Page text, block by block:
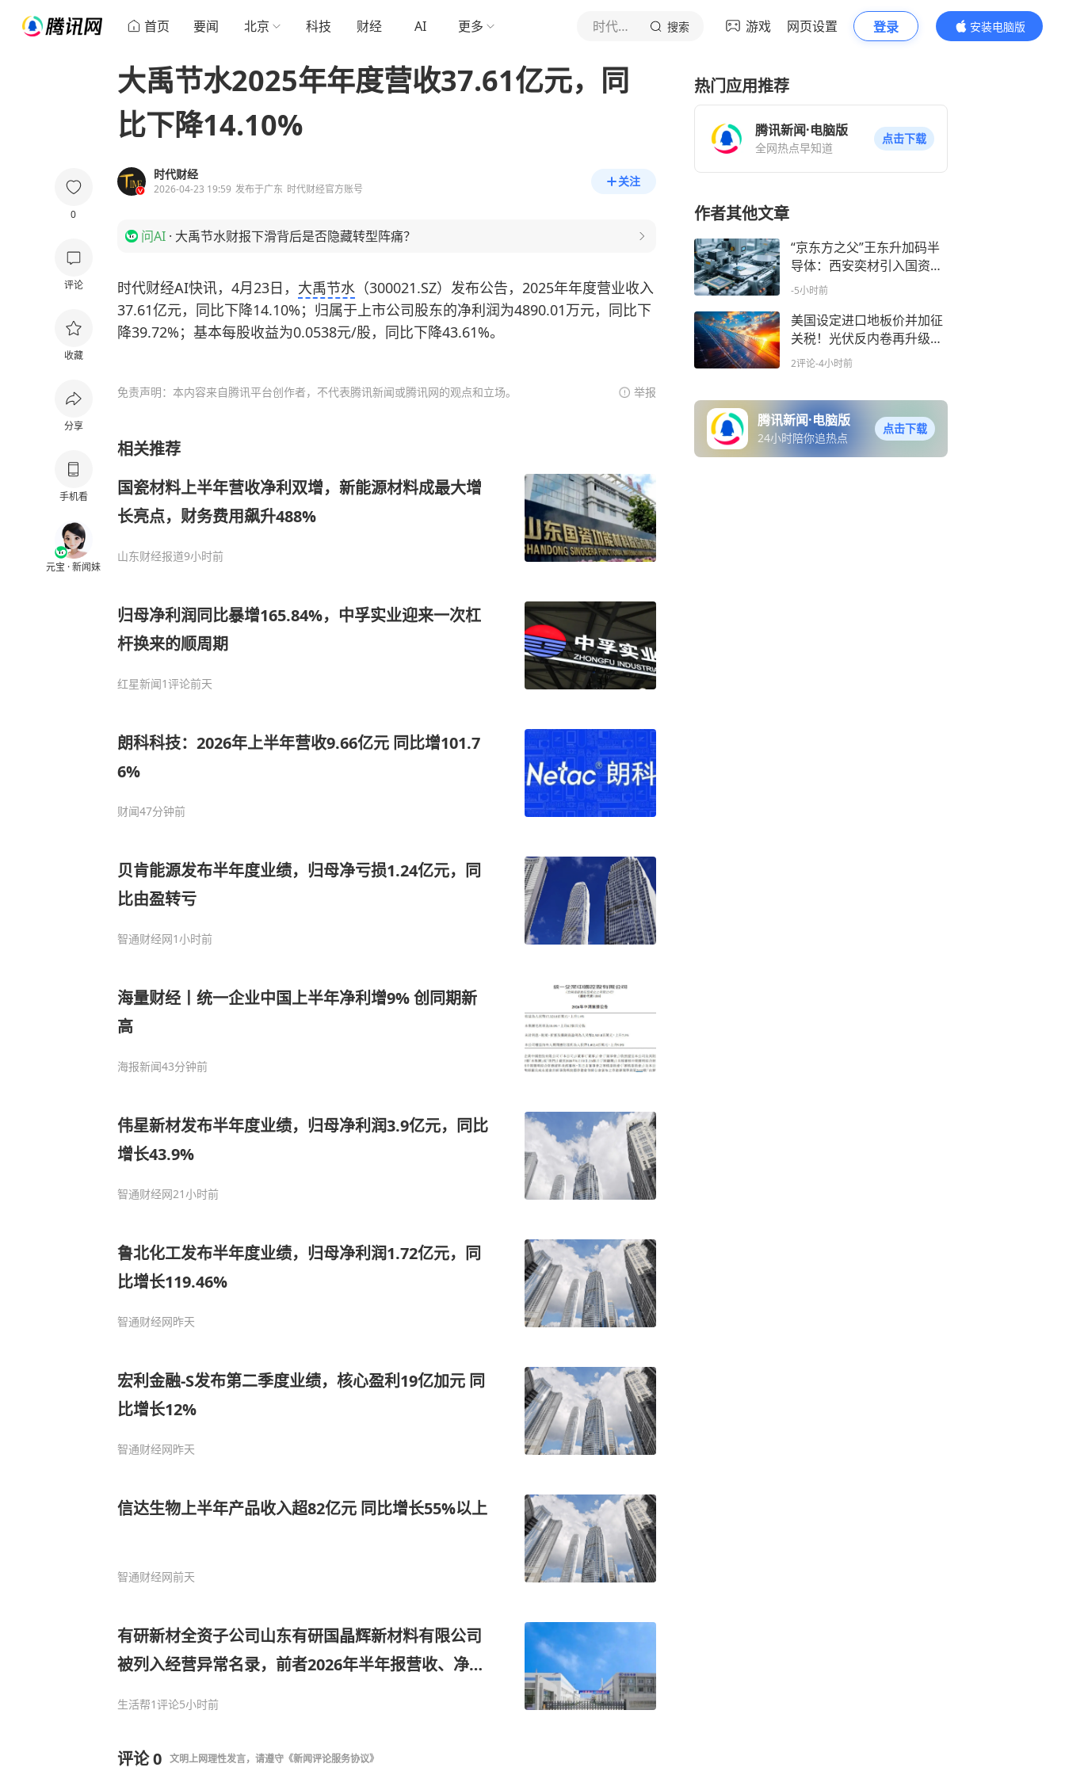
首页 要闻 北京 科技 财经 AI 更多 时代财经 搜索 游戏 网页设置 登录
安装电脑版
内容更精彩
0
评论
收藏
分享
手机看
元宝 · 新闻妹
大禹节水2025年年度营收37.61亿元，同
比下降14.10%
时代财经
2026-04-23 19:59 发布于广东 时代财经官方账号
关注
问AI · 大禹节水财报下滑背后是否隐藏转型阵痛？
时代财经AI快讯，4月23日， 大禹节水 （300021.SZ）发布公告，2025年年度营业收入
37.61亿元，同比下降14.10%；归属于上市公司股东的净利润为4890.01万元，同比下
降39.72%；基本每股收益为0.0538元/股，同比下降43.61%。
免责声明：本内容来自腾讯平台创作者，不代表腾讯新闻或腾讯网的观点和立场。 举报
相关推荐
国瓷材料上半年营收净利双增，新能源材料成最大增
长亮点，财务费用飙升488%
山东财经报道9小时前
归母净利润同比暴增165.84%，中孚实业迎来一次杠
杆换来的顺周期
红星新闻1评论前天
朗科科技：2026年上半年营收9.66亿元 同比增101.7
6%
财闻47分钟前
贝肯能源发布半年度业绩，归母净亏损1.24亿元，同
比由盈转亏
智通财经网1小时前
海量财经丨统一企业中国上半年净利增9% 创同期新
高
海报新闻43分钟前
伟星新材发布半年度业绩，归母净利润3.9亿元，同比
增长43.9%
智通财经网21小时前
鲁北化工发布半年度业绩，归母净利润1.72亿元，同
比增长119.46%
智通财经网昨天
宏利金融-S发布第二季度业绩，核心盈利19亿加元 同
比增长12%
智通财经网昨天
信达生物上半年产品收入超82亿元 同比增长55%以上
智通财经网前天
有研新材全资子公司山东有研国晶辉新材料有限公司
被列入经营异常名录，前者2026年半年报营收、净利
生活帮1评论5小时前
评论0 文明上网理性发言，请遵守 《新闻评论服务协议》
热门应用推荐
腾讯新闻·电脑版
全网热点早知道
点击下载
作者其他文章
“京东方之父”王东升加码半
导体：西安奕材引入国资战
投，65亿增资武汉基地，奕
-5小时前
美国设定进口地板价并加征
关税！光伏反内卷再升级，
八大硅料巨头承诺产品售价
2评论-4小时前
腾讯新闻·电脑版
24小时陪你追热点
点击下载